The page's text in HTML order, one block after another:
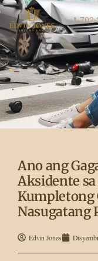
702-
Ano ang
Aksidente
Kumpletong
Nasugatang
Edvin Jones